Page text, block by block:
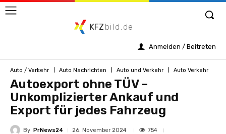
KFZ bild.de
Anmelden / Beitreten
Auto / Verkehr Auto Nachrichten Auto und Verkehr Auto Verkehr
Autoexport ohne TÜV –
Unkomplizierter Ankauf und
Export für jedes Fahrzeug
By PrNews24 26. November 2024 754